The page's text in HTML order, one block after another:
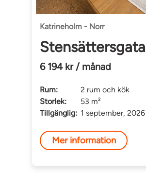
Katrineholm - Norr
6 194 kr / månad
Rum:
2 rum och kök
Storlek:
53 m²
Tillgänglig: 1 september, 2026
Mer information